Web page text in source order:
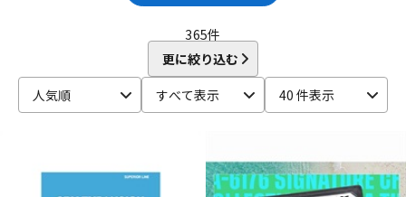
DTM オンライン納品 レコーディング機器
audio-technica AVID BestService
BOSS celemony
CME PRO
CRIMSON TECHNOLOGY
CRYPTON
Future Audio Workshop
GATOR Frameworks
GRACE design
365件
更に絞り込む
人気順
すべて表示 40 件表示